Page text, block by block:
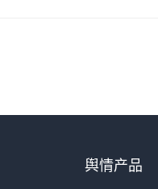
舆情产品